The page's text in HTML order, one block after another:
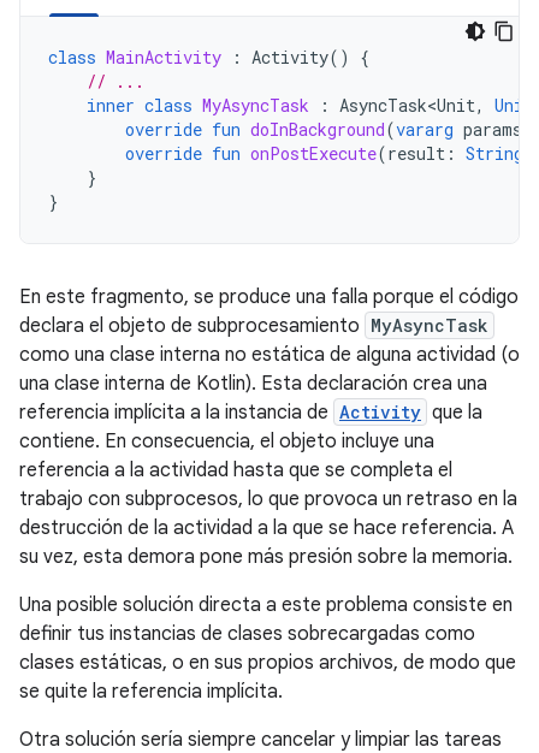
class MainActivity : Activity()
{
// ...
inner class MyAsyncTask : AsyncTask<Unit, Unit
override fun doInBackground(vararg params
override fun onPostExecute(result : String
}
}
En este fragmento, se produce una falla porque el código
declara el objeto de subprocesamiento MyAsyncTask
como una clase interna no estática de alguna actividad (o
una clase interna de Kotlin). Esta declaración crea una
referencia implícita a la instancia de Activity que la
contiene. En consecuencia, el objeto incluye una
referencia a la actividad hasta que se completa el
trabajo con subprocesos, lo que provoca un retraso en la
destrucción de la actividad a la que se hace referencia. A
su vez, esta demora pone más presión sobre la memoria.
Una posible solución directa a este problema consiste en
definir tus instancias de clases sobrecargadas como
clases estáticas, o en sus propios archivos, de modo que
se quite la referencia implícita.
Otra solución sería siempre cancelar y limpiar las tareas